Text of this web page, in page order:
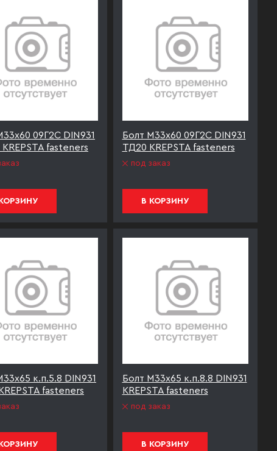
09Г2С DIN931
fasteners
Болт М33х60 09Г2С DIN931
ТД20 KREPSTA fasteners
под заказ
В КОРЗИНУ
к.п.5.8 DIN931
fasteners
Болт М33х65 к.п.8.8 DIN931
KREPSTA fasteners
под заказ
В КОРЗИНУ